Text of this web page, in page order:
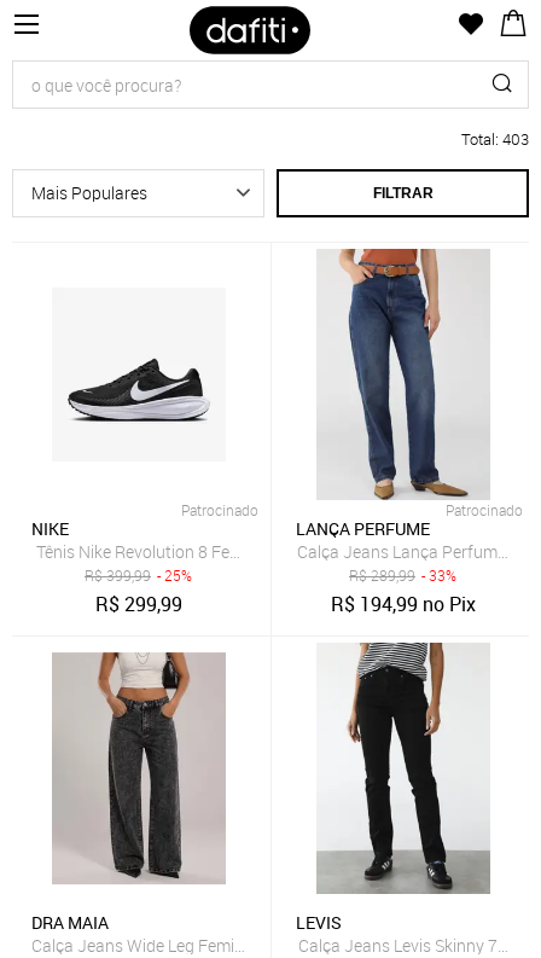
Total: 403
FILTRAR
Patrocinado
NIKE
Tênis Nike Revolution 8 Feminino
R$399,99 - 25%
R$299,99
Patrocinado
LANÇA PERFUME
Calça Jeans Lança Perfume
R$289,99 - 33%
R$ 194,99 no Pix
DRA MAIA
Calça Jeans Wide Leg Feminina Dra Maia Grafite
LEVIS
Calça Jeans Levis Skinny 724